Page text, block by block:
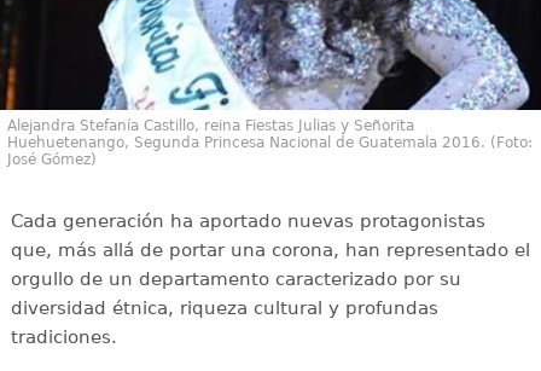
Alejandra Stefanía Castillo, reina Fiestas Julias y Señorita
Huehuetenango, Segunda Princesa Nacional de Guatemala 2016. (Foto:
José Gómez)
Cada generación ha aportado nuevas protagonistas
que, más allá de portar una corona, han representado el
orgullo de un departamento caracterizado por su
diversidad étnica, riqueza cultural y profundas
tradiciones.